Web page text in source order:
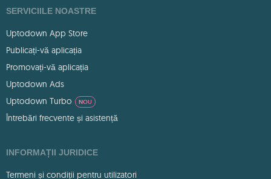
SERVICIILE NOASTRE
Uptodown App Store
Publicați-vă aplicația
Promovați-vă aplicația
Uptodown Ads
Uptodown Turbo
NOU
Întrebări frecvente și asistență
INFORMAȚII JURIDICE
Termeni și condiții pentru utilizatori